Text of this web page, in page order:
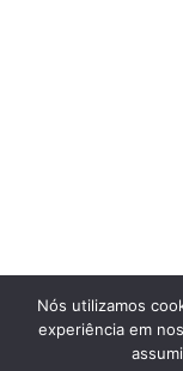
Nós utilizamos
experiência em